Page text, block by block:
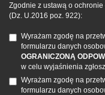
Zgodnie z ustawą o
(Dz. U.2016 poz. 922):
Wyrażam zgodę na
formularzu danych
OGRANICZONĄ
w celu wyjaśnienia
Wyrażam zgodę na
formularzu danych